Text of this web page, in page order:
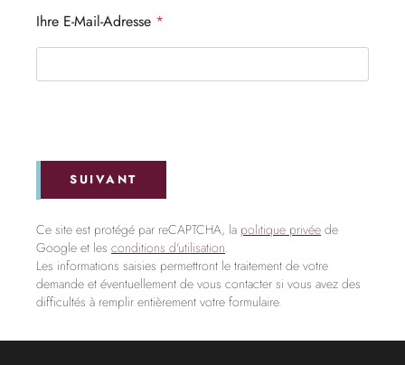
Ihre E-Mail-Adresse *
SUIVANT
Ce site est protégé par reCAPTCHA, la politique privée de
Google et les conditions d'utilisation.
Les informations saisies permettront le traitement de votre
demande et éventuellement de vous contacter si vous avez des
difficultés à remplir entièrement votre formulaire.